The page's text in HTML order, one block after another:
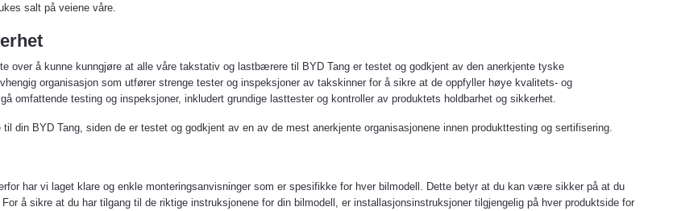
salt på veiene våre.
over å kunne kunngjøre at alle våre takstativ og lastbærere til BYD Tang er testet og godkjent av den anerkjente tyske
organisasjon som utfører strenge tester og inspeksjoner av takskinner for å sikre at de oppfyller høye kvalitets- og
omfattende testing og inspeksjoner, inkludert grundige lasttester og kontroller av produktets holdbarhet og sikkerhet.
din BYD Tang, siden de er testet og godkjent av en av de mest anerkjente organisasjonene innen produkttesting og sertifisering.
har vi laget klare og enkle monteringsanvisninger som er spesifikke for hver bilmodell. Dette betyr at du kan være sikker på at du
å sikre at du har tilgang til de riktige instruksjonene for din bilmodell, er installasjonsinstruksjoner tilgjengelig på hver produktside for